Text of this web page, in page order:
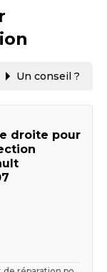
Un conseil ?
droite pour